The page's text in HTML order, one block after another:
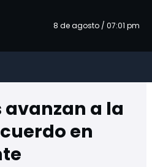
8 de agosto / 07:01 pm
avanzan a la
en